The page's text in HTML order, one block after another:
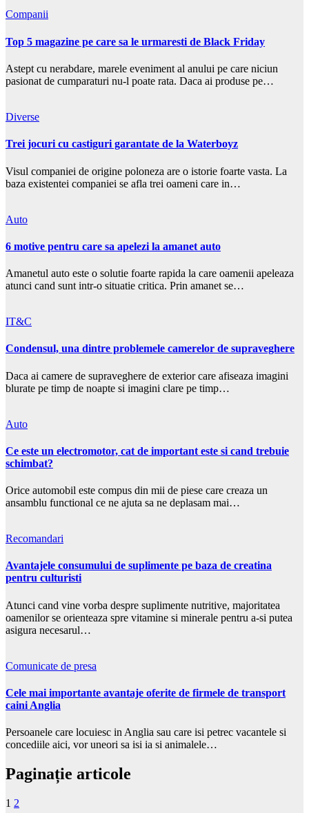
Companii
Top 5 magazine pe care sa le urmaresti de Black Friday
Astept cu nerabdare, marele eveniment al anului pe care niciun
pasionat de cumparaturi nu-l poate rata. Daca ai produse pe…
Diverse
Trei jocuri cu castiguri garantate de la Waterboyz
Visul companiei de origine poloneza are o istorie foarte vasta. La
baza existentei companiei se afla trei oameni care in…
Auto
6 motive pentru care sa apelezi la amanet auto
Amanetul auto este o solutie foarte rapida la care oamenii apeleaza
atunci cand sunt intr-o situatie critica. Prin amanet se…
IT&C
Condensul, una dintre problemele camerelor de supraveghere
Daca ai camere de supraveghere de exterior care afiseaza imagini
blurate pe timp de noapte si imagini clare pe timp…
Auto
Ce este un electromotor, cat de important este si cand trebuie
schimbat?
Orice automobil este compus din mii de piese care creaza un
ansamblu functional ce ne ajuta sa ne deplasam mai…
Recomandari
Avantajele consumului de suplimente pe baza de creatina
pentru culturisti
Atunci cand vine vorba despre suplimente nutritive, majoritatea
oamenilor se orienteaza spre vitamine si minerale pentru a-si putea
asigura necesarul…
Comunicate de presa
Cele mai importante avantaje oferite de firmele de transport
caini Anglia
Persoanele care locuiesc in Anglia sau care isi petrec vacantele si
concediile aici, vor uneori sa isi ia si animalele…
Paginație articole
1 2